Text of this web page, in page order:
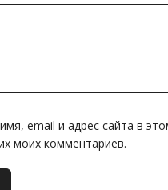
email и адрес сайта в
моих комментариев.